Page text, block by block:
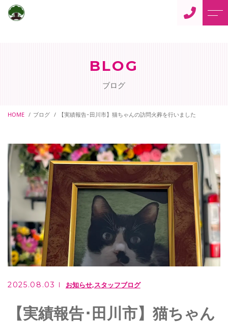
ご供養
御朱印について
ペットの訪問火葬
寺カフェ「蓮花」
よくある質問
ブログ
当寺からのお知らせ
ご相談・お問い合わせ
0949-62-2107
CONTACT
BLOG
ブログ
HOME ブログ 【実績報告･田川市】猫ちゃんの訪問火葬を行いました
2025.08.03 お知らせ スタッフブログ
【実績報告･田川市】猫ちゃん